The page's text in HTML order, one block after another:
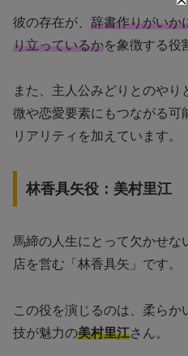
彼の存在が、 辞書作りがいか
り立っているかを象徴する役
また、主人公みどりとのや
微や恋愛要素にもつながる可
リアリティを加えています。
林香具矢役：美村里江
馬締の人生にとって欠かせな
店を営む「林香具矢」です。
この役を演じるのは、柔ら
技が魅力の美村里江さん。